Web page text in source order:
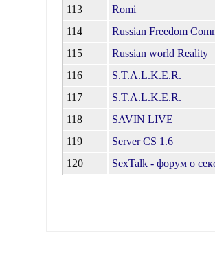
113
Romi
114
Russian Freedom
115
Russian world Reality
116
S.T.A.L.K.E.R.
117
S.T.A.L.K.E.R.
118
SAVIN LIVE
119
Server CS 1.6
120
SexTalk - форум о